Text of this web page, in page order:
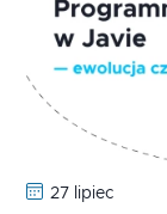
27 lipiec